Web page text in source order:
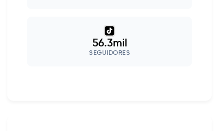
56.3mil
SEGUIDORES